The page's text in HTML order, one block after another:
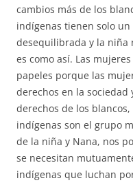
cambios más de los
indígenas tienen solo un
desequilibrada y la niña
es como así. Las
papeles porque las
derechos en la
derechos de los
indígenas son el grupo
de la niña y Nana, nos
se necesitan
indígenas que luchan